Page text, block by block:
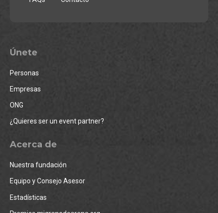
Únete
Personas
Empresas
ONG
¿Quieres ser un event partner?
Acerca de
Nuestra fundación
Equipo y Consejo Asesor
Estadísticas